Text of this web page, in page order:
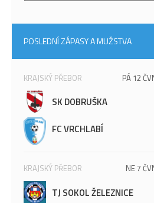
POSLEDNÍ ZÁPASY A MUŽSTVA
KRAJSKÝ PŘEBOR PÁ 12
SK DOBRUŠKA
FC VRCHLABÍ
KRAJSKÝ PŘEBOR NE 7
TJ SOKOL ŽELEZNICE